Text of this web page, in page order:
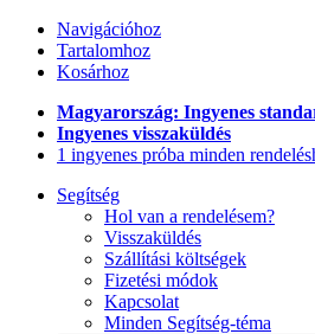
Navigációhoz
Tartalomhoz
Kosárhoz
Magyarország: Ingyenes
Ingyenes visszaküldés
1 ingyenes próba minden
Segítség
Hol van a rendelésem?
Visszaküldés
Szállítási költségek
Fizetési módok
Kapcsolat
Minden Segítség-téma